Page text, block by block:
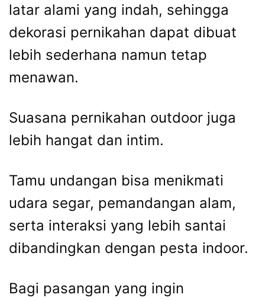
latar alami yang indah, sehingga
dekorasi pernikahan dapat dibuat
lebih sederhana namun tetap
menawan.
Suasana pernikahan outdoor juga
lebih hangat dan intim.
Tamu undangan bisa menikmati
udara segar, pemandangan alam,
serta interaksi yang lebih santai
dibandingkan dengan pesta indoor.
Bagi pasangan yang ingin